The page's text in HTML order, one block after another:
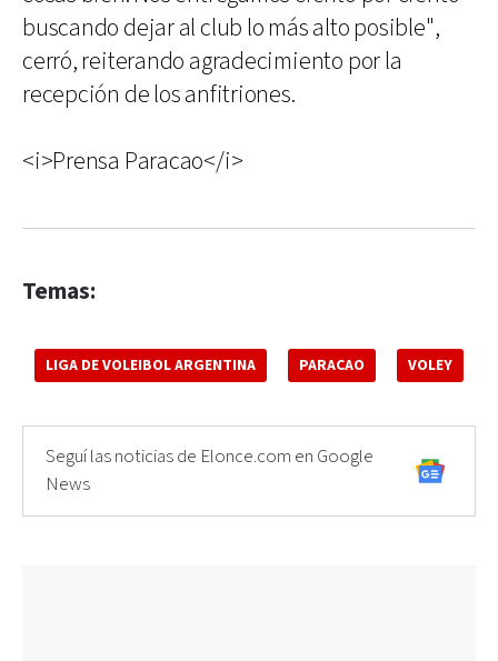
buscando dejar al club lo más alto posible",
cerró, reiterando agradecimiento por la
recepción de los anfitriones.
<i>Prensa Paracao</i>
Temas:
LIGA DE VOLEIBOL ARGENTINA PARACAO VOLEY
Seguí las noticias de Elonce.com en Google
News